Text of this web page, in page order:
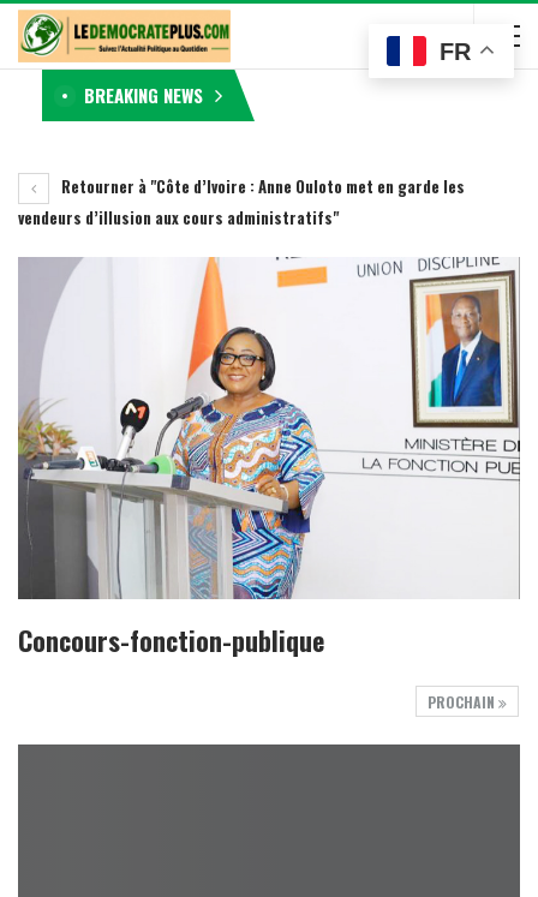
BREAKING NEWS
Retourner à "Côte d’Ivoire : Anne Ouloto met en garde les
vendeurs d’illusion aux cours administratifs"
Concours-fonction-publique
PROCHAIN
FR